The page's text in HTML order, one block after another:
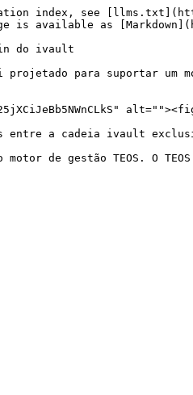
index, see
is available as
do ivault
para suportar um
entre a cadeia ivault